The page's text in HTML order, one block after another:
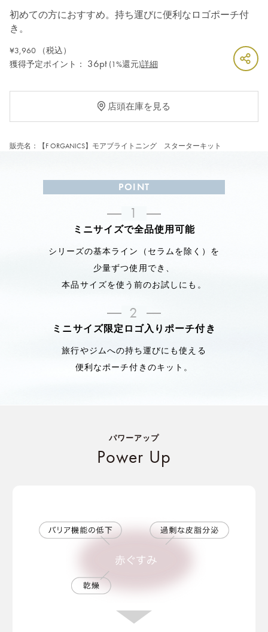
初めての方におすすめ。持ち運びに便利なロゴポーチ付
き。
¥3,960（税込）
獲得予定ポイント：
36pt (1%還元)詳細
店頭在庫を見る
販売名：【F ORGANICS】モアブライトニング スターターキット
POINT
1
ミニサイズで全品使用可能
シリーズの基本ライン（セラムを除く）を
少量ずつ使用でき、
本品サイズを使う前のお試しにも。
2
ミニサイズ限定ロゴ入りポーチ付き
旅行やジムへの持ち運びにも使える
便利なポーチ付きのキット。
パワーアップ
Power Up